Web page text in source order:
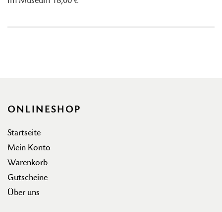
ONLINESHOP
Startseite
Mein Konto
Warenkorb
Gutscheine
Über uns